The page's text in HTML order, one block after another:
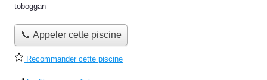
toboggan
📞 Appeler cette piscine
Recommander cette piscine